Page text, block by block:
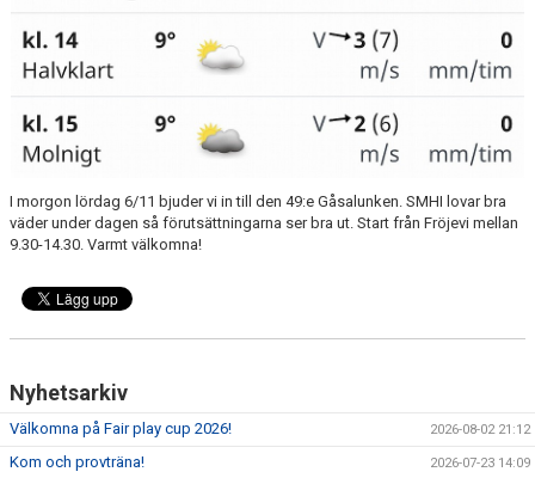
I morgon lördag 6/11 bjuder vi in till den 49:e Gåsalunken. SMHI lovar bra
väder under dagen så förutsättningarna ser bra ut. Start från Fröjevi mellan
9.30-14.30. Varmt välkomna!
Nyhetsarkiv
Välkomna på Fair play cup 2026! 2026-08-02 21:12
Kom och provträna! 2026-07-23 14:09